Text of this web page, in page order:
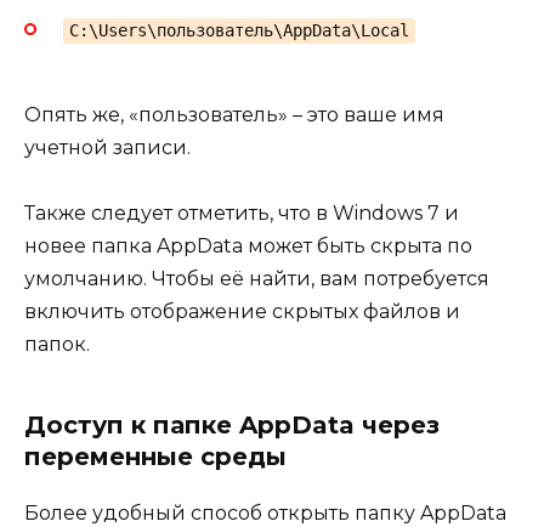
C:\Users\пользователь\AppData\Local
Опять же, «пользователь» – это ваше имя
учетной записи.
Также следует отметить, что в Windows 7 и
новее папка AppData может быть скрыта по
умолчанию. Чтобы её найти, вам потребуется
включить отображение скрытых файлов и
папок.
Доступ к папке AppData через
переменные среды
Более удобный способ открыть папку AppData